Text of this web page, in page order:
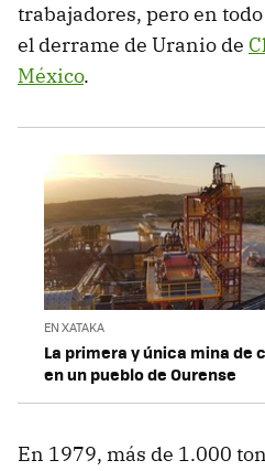
trabajadores, pero en
el derrame de Uranio de
México.
EN XATAKA
La primera y única mina de
en un pueblo de Ourense
En 1979, más de 1.000